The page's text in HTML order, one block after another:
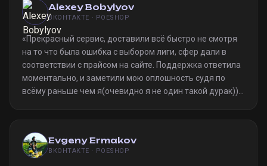
Alexey Bobylyov
ВКОНТАКТЕ · POESHOP
«Прекрасный сервис, доставили всё быстро не смотря
на то что была ошибка с выбором лиги, сфер дали в
соответствии с прайсом на сайте. Поддержка ответила
моментально, и заметили мою оплошность судя по
всёму раньше чем я(очевидно я не один такой дурак)).
Evgeny Ermakov
ВКОНТАКТЕ · POESHOP